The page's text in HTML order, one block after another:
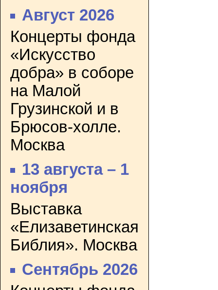
Август 2026
Концерты фонда
«Искусство
добра» в соборе
на Малой
Грузинской и в
Брюсов-холле.
Москва
13 августа – 1
ноября
Выставка
«Елизаветинская
Библия». Москва
Сентябрь 2026